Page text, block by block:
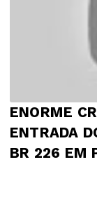
ENORME
ENTRADA
BR 226 EM